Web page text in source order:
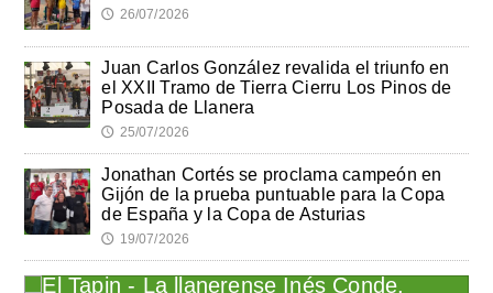
🕔 26/07/2026
Juan Carlos González revalida el triunfo en
el XXII Tramo de Tierra Cierru Los Pinos de
Posada de Llanera
🕔 25/07/2026
Jonathan Cortés se proclama campeón en
Gijón de la prueba puntuable para la Copa
de España y la Copa de Asturias
🕔 19/07/2026